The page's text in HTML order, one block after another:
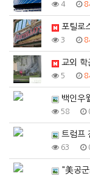
4 8
포틸로
3 8
교외
5 8
백인우
58
트럼프
63
"美공